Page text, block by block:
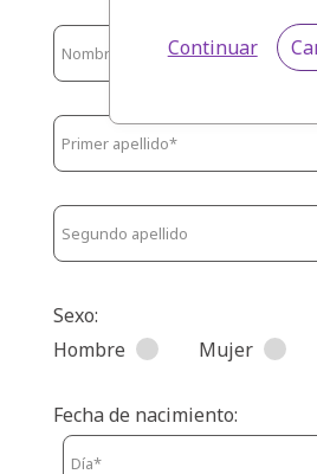
Continuar
Sexo:
Hombre
Mujer
Fecha de nacimiento: